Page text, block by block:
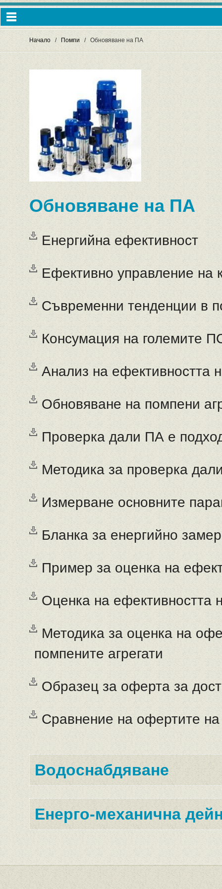
Начало Помпи Обновяване на ПА
Обновяване на ПА
Енергийна ефективност
Ефективно управление на
Съвременни тенденции в
Консумация на големите
Анализ на ефективността
Обновяване на помпени
Проверка дали ПА е
Методика за проверка
Измерване основните
Бланка за енергийно
Пример за оценка на
Оценка на ефективността
Методика за оценка на
помпените агрегати
Образец за оферта за
Сравнение на офертите
Водоснабдяване
Енерго-механична